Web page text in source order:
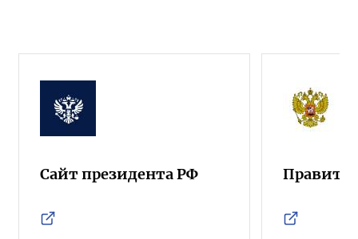
Сайт президента РФ